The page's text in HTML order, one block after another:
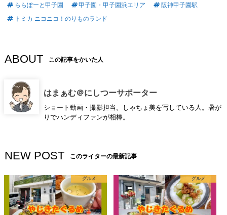
ららぽーと甲子園
甲子園・甲子園浜エリア
阪神甲子園駅
トミカ ニコニコ！のりものランド
ABOUT この記事をかいた人
はまぁむ＠にしつーサポーター
ショート動画・撮影担当。しゃちょ美を写している人。暑が
りでハンディファンが相棒。
NEW POST このライターの最新記事
グルメ グルメ